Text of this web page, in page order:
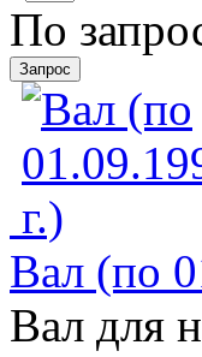
По
Вал (по
Вал для